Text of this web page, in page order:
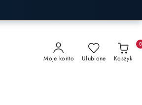
Moje konto Ulubione Koszyk
0